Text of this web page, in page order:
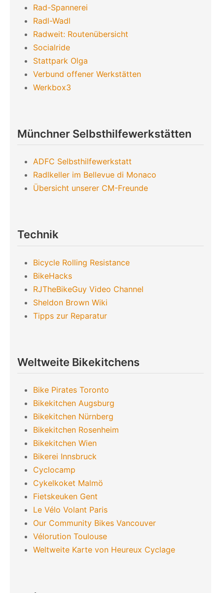
Rad-Spannerei
Radl-Wadl
Radweit: Routenübersicht
Socialride
Stattpark Olga
Verbund offener Werkstätten
Werkbox3
Münchner Selbsthilfewerkstätten
ADFC Selbsthilfewerkstatt
Radlkeller im Bellevue di Monaco
Übersicht unserer CM-Freunde
Technik
Bicycle Rolling Resistance
BikeHacks
RJTheBikeGuy Video Channel
Sheldon Brown Wiki
Tipps zur Reparatur
Weltweite Bikekitchens
Bike Pirates Toronto
Bikekitchen Augsburg
Bikekitchen Nürnberg
Bikekitchen Rosenheim
Bikekitchen Wien
Bikerei Innsbruck
Cyclocamp
Cykelkoket Malmö
Fietskeuken Gent
Le Vélo Volant Paris
Our Community Bikes Vancouver
Vélorution Toulouse
Weltweite Karte von Heureux Cyclage